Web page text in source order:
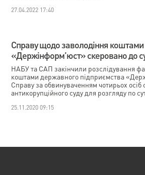
27.04.2022 17:40
Справу щодо заволодіння
«Держінформ’юст» скеровано до
НАБУ та САП закінчили розслідування
коштами державного підприємства
Справу за обвинуваченням чотирьох
антикорупційного суду для розгляду по
25.11.2020 09:15